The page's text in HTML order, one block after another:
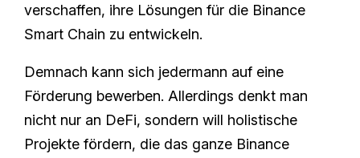
verschaffen, ihre Lösungen für die Binance
Smart Chain zu entwickeln.
Demnach kann sich jedermann auf eine
Förderung bewerben. Allerdings denkt man
nicht nur an DeFi, sondern will holistische
Projekte fördern, die das ganze Binance